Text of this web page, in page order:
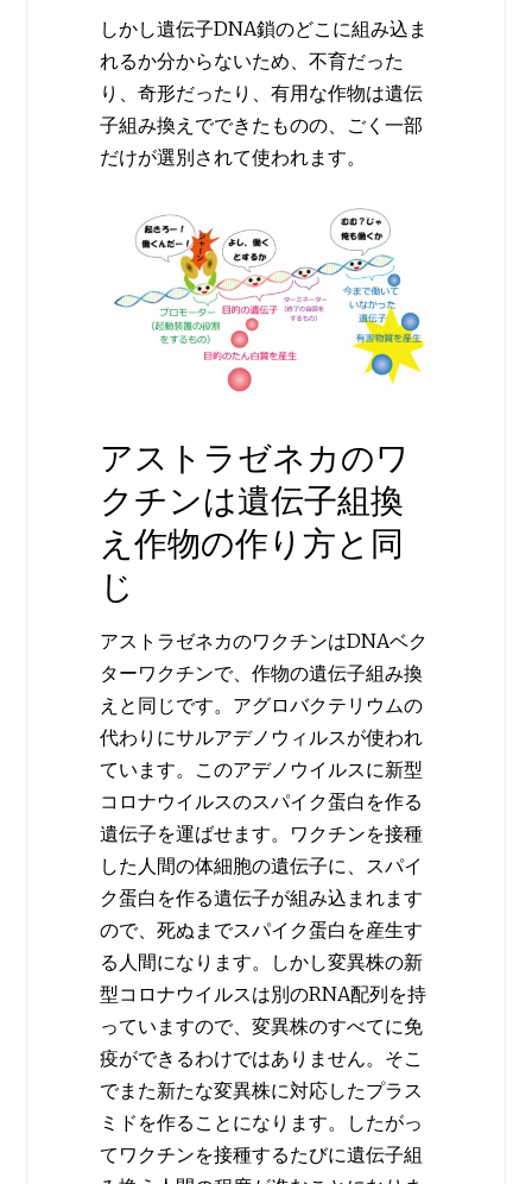
しかし遺伝子DNA鎖のどこに組み込ま
れるか分からないため、不育だった
り、奇形だったり、有用な作物は遺伝
子組み換えでできたものの、ごく一部
だけが選別されて使われます。
アストラゼネカのワ
クチンは遺伝子組換
え作物の作り方と同
じ
アストラゼネカのワクチンはDNAベク
ターワクチンで、作物の遺伝子組み換
えと同じです。アグロバクテリウムの
代わりにサルアデノウィルスが使われ
ています。このアデノウイルスに新型
コロナウイルスのスパイク蛋白を作る
遺伝子を運ばせます。ワクチンを接種
した人間の体細胞の遺伝子に、スパイ
ク蛋白を作る遺伝子が組み込まれます
ので、死ぬまでスパイク蛋白を産生す
る人間になります。しかし変異株の新
型コロナウイルスは別のRNA配列を持
っていますので、変異株のすべてに免
疫ができるわけではありません。そこ
でまた新たな変異株に対応したプラス
ミドを作ることになります。したがっ
てワクチンを接種するたびに遺伝子組